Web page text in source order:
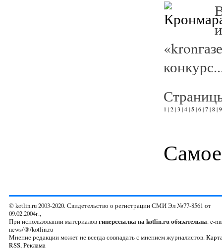
1 |2|3 |4|5|6|7|8|9
© kotlin.ru 2003-2020. Свидетельство о регистрации СМИ Эл №77-8561 от
09.02.2004г.,
При использовании материаловгиперссылка на kotlin.ru обязательна. e-
news/@/kotlin.ru
Мнение редакции может не всегда совпадать с мнением журналистов.
RSS,Реклама